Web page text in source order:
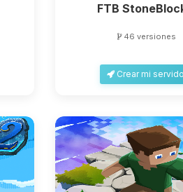
FTB
46 versiones
Crear mi